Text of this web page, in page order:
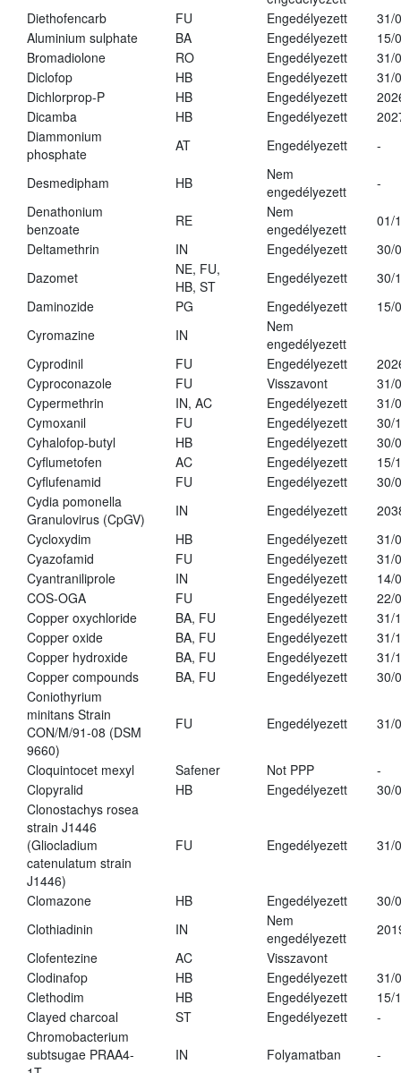
Diethofencarb
FU Engedélyezett
31/
Aluminium sulphate
BA Engedélyezett
15/
Bromadiolone
RO Engedélyezett
31/
Diclofop
HB Engedélyezett
31/
Dichlorprop-P
HB Engedélyezett
Dicamba
HB Engedélyezett
Diammonium
phosphate
AT Engedélyezett -
Desmedipham HB
Nem
engedélyezett
-
Denathonium
benzoate
RE
Nem
engedélyezett
01/
Deltamethrin
IN Engedélyezett
30/
Dazomet
NE, FU,
HB, ST
Engedélyezett
30/
Daminozide
PG Engedélyezett
15/
Cyromazine
IN
Nem
engedélyezett
Cyprodinil
FU Engedélyezett
Cyproconazole
FU Visszavont
31/
Cypermethrin
IN, AC Engedélyezett
31/
Cymoxanil
FU Engedélyezett
30/
Cyhalofop-butyl
HB Engedélyezett
30/
Cyflumetofen
AC Engedélyezett
15/
Cyflufenamid
FU Engedélyezett
30/
Cydia pomonella
Granulovirus (CpGV)
IN Engedélyezett
Cycloxydim
HB Engedélyezett
31/
Cyazofamid
FU Engedélyezett
31/
Cyantraniliprole
IN Engedélyezett
14/
COS-OGA
FU Engedélyezett
22/
Copper oxychloride
BA, FU Engedélyezett
31/
Copper oxide
BA, FU Engedélyezett
31/
Copper hydroxide
BA, FU Engedélyezett
31/
Copper compounds
BA, FU Engedélyezett
30/
Coniothyrium
minitans Strain
CON/M/91-08 (DSM
9660)
FU Engedélyezett 31/
Cloquintocet mexyl Safener Not PPP
-
Clopyralid
HB Engedélyezett
30/
Clonostachys rosea
strain J1446
(Gliocladium
catenulatum strain
J1446)
FU Engedélyezett 31/
Clomazone HB Engedélyezett
30/
Clothiadinin
IN
Nem
engedélyezett
Clofentezine
AC
Visszavont
Clodinafop
HB Engedélyezett
31/
Clethodim
HB Engedélyezett
15/
Clayed charcoal
ST Engedélyezett
-
Chromobacterium
subtsugae PRAA4-
IN Folyamatban -